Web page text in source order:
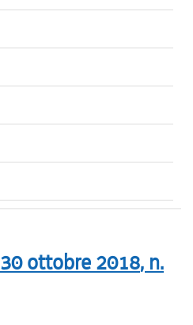
30 ottobre 2018, n.